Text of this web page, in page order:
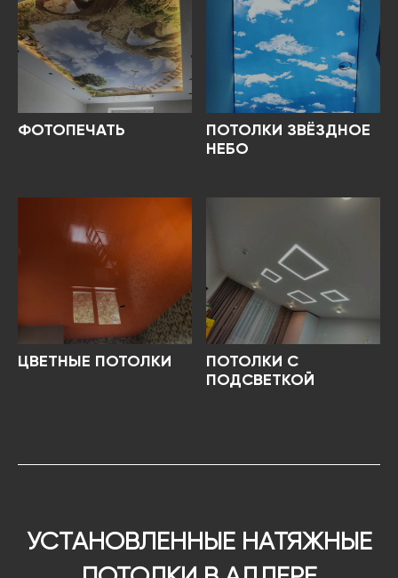
ФОТОПЕЧАТЬ
ПОТОЛКИ ЗВЁЗДНОЕ
НЕБО
ЦВЕТНЫЕ ПОТОЛКИ
ПОТОЛКИ С
ПОДСВЕТКОЙ
УСТАНОВЛЕННЫЕ НАТЯЖНЫЕ